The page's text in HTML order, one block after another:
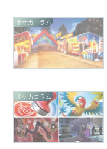
ポケカコラム
ポケカコラム